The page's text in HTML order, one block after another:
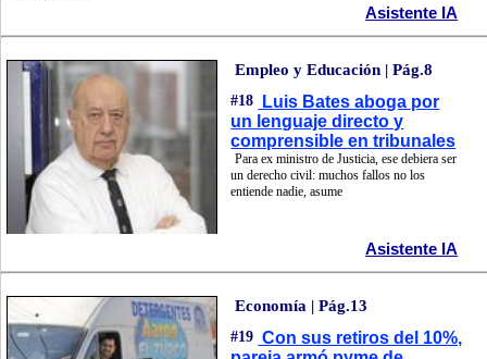
Asistente IA
Empleo y Educación | Pág.8
#18
Luis Bates aboga por
un lenguaje directo y
comprensible en tribunales
Para ex ministro de Justicia, ese debiera ser
un derecho civil: muchos fallos no los
entiende nadie, asume
Asistente IA
Economía | Pág.13
#19 Con sus retiros del 10%,